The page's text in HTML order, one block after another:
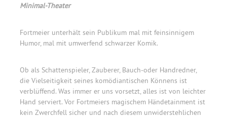
Minimal-Theater
Fortmeier unterhält sein Publikum mal mit feinsinnigem
Humor, mal mit umwerfend schwarzer Komik.
Ob als Schattenspieler, Zauberer, Bauch-oder Handredner,
die Vielseitigkeit seines komödiantischen Könnens ist
verblüffend. Was immer er uns vorsetzt, alles ist von leichter
Hand serviert. Vor Fortmeiers magischem Händetainment ist
kein Zwerchfell sicher und nach diesem unwiderstehlichen